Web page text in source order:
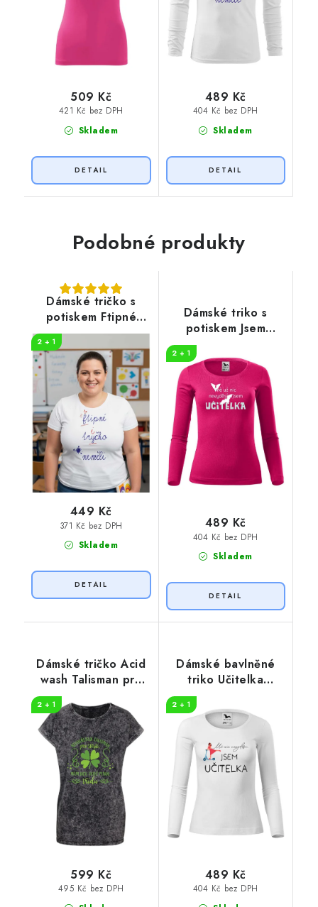
Skladem
421 Kč bez DPH
509 Kč
Skladem
404 Kč bez DPH
489 Kč
Podobné produkty
Dámské tričko s
potiskem Ftipné
tričko
2 + 1
Skladem
371 Kč bez DPH
449 Kč
Dámské triko s
potiskem Jsem
2 + 1
Skladem
404 Kč bez DPH
489 Kč
Dámské tričko Acid
wash Talisman pro
2 + 1
495 Kč bez DPH
599 Kč
Dámské bavlněné
triko Učitelka
koloběžka
2 + 1
404 Kč bez DPH
489 Kč